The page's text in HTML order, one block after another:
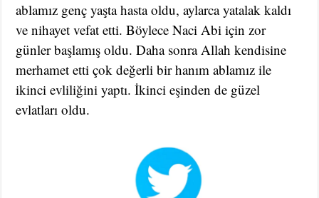
ablamız genç yaşta hasta oldu, aylarca yatalak kaldı
ve nihayet vefat etti. Böylece Naci Abi için zor
günler başlamış oldu. Daha sonra Allah kendisine
merhamet etti çok değerli bir hanım ablamız ile
ikinci evliliğini yaptı. İkinci eşinden de güzel
evlatları oldu.